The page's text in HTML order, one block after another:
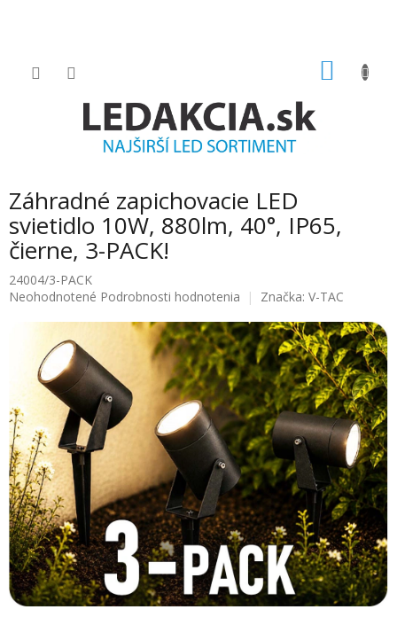
Záhradné zapichovacie LED
svietidlo 10W, 880lm, 40°, IP65,
čierne, 3-PACK!
24004/3-PACK
Priemerné
5
hviezdičiek.
Neohodnotené Podrobnosti hodnotenia Značka: V-TAC